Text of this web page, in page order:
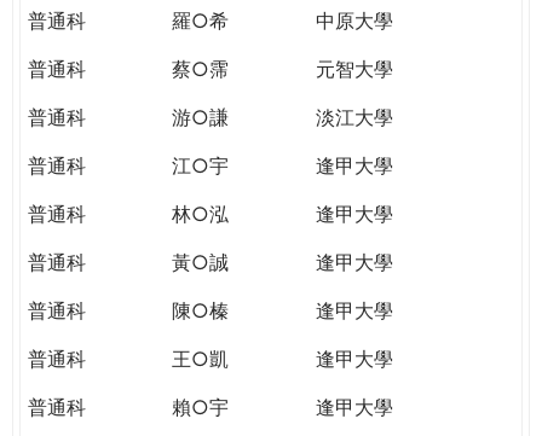
普通科
羅○希
中原大學
普通科
蔡○霈
元智大學
普通科
游○謙
淡江大學
普通科
江○宇
逢甲大學
普通科
林○泓
逢甲大學
普通科
黃○誠
逢甲大學
普通科
陳○榛
逢甲大學
普通科
王○凱
逢甲大學
普通科
賴○宇
逢甲大學